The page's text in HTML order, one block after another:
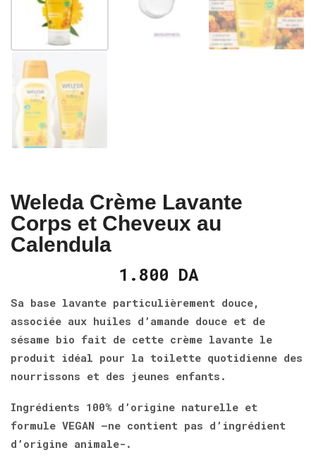
Weleda Crème Lavante
Corps et Cheveux au
Calendula
1.800 DA
Sa base lavante particulièrement douce,
associée aux huiles d’amande douce et de
sésame bio fait de cette crème lavante le
produit idéal pour la toilette quotidienne des
nourrissons et des jeunes enfants.
Ingrédients 100% d’origine naturelle et
formule VEGAN –ne contient pas d’ingrédient
d’origine animale-.